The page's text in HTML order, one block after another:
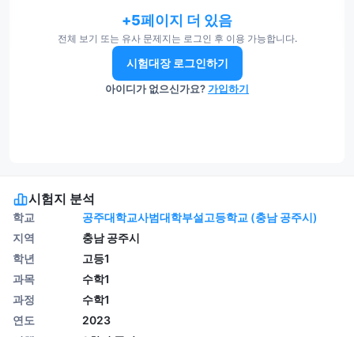
+5페이지 더 있음
전체 보기 또는 유사 문제지는 로그인 후 이용 가능합니다.
시험대장 로그인하기
아이디가 없으신가요?가입하기
시험지 분석
학교
공주대학교사범대학부설고등학교 (충남 공주시)
지역
충남 공주시
학년
고등1
과목
수학1
과정
수학1
연도
2023